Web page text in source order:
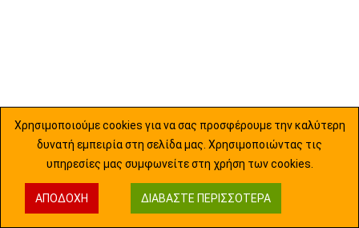
Χρησιμοποιούμε cookies για να σας προσφέρουμε την καλύτερη
δυνατή εμπειρία στη σελίδα μας. Χρησιμοποιώντας τις
υπηρεσίες μας συμφωνείτε στη χρήση των cookies.
ΑΠΟΔΟΧΉ ΔΙΑΒΆΣΤΕ ΠΕΡΙΣΣΌΤΕΡΑ